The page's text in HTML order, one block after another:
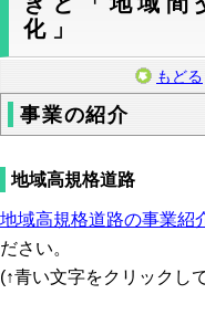
化」
もどる
事業の紹介
地域高規格道路
地域高規格道路の事業紹
ださい。
(↑青い文字をクリックし